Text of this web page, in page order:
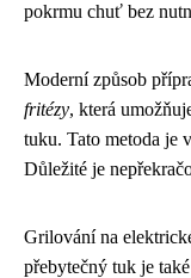
pokrmu chuť bez
Moderní způsob
fritézy, která
tuku. Tato metoda je
Důležité je
Grilování na
přebytečný tuk je